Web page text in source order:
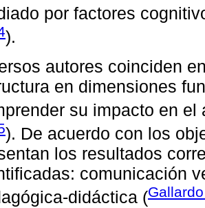
por factores
).
autores coinciden
en dimensiones
su impacto en
). De acuerdo con los
los resultados
comunicación
didáctica (